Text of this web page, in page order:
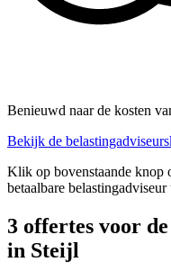
Benieuwd naar de kosten
Bekijk de
Klik op bovenstaande knop
betaalbare
3 offertes voor
in Steijl